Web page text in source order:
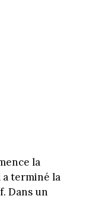
la
terminé la
Dans un